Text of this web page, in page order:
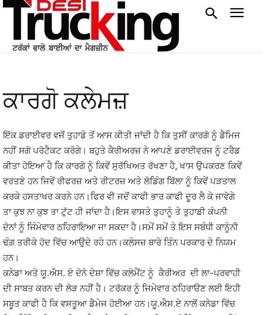
ਕਾਰਗੋ ਕਲੇਮਜ਼
ਇੱਕ ਡਰਾਈਵਰ ਵਜੋਂ ਤੁਹਾਡੇ ਤੋਂ ਆਸ ਕੀਤੀ ਜਾਂਦੀ ਹੈ ਕਿ ਤੁਸੀਂ ਕਾਰਗੋ ਨੂੰ ਡੈਮਿਜ
ਨਹੀਂ ਸਗੋ ਪਰੋਟੈਕਟ ਕਰੋਗੇ। ਬਹੁਤੇ ਕੈਰੀਅਰਜ਼ ਨੇ ਆਪਣੇ ਡਰਾਈਵਰਜ ਨੂੰ ਟਰੈਡ
ਕੀਤਾ ਹੋਇਆ ਹੈ ਕਿ ਕਾਰਗੋ ਨੂੰ ਕਿਵੇਂ ਸੁਰੱਖਿਅਤ ਰੱਖਣਾ ਹੈ, ਖਾਸ ਉਪਕਰਣ ਕਿਵੇਂ
ਵਰਤਣੇ ਹਨ ਜਿਵੇਂ ਰੀਫਰਜ਼ ਅਤੇ ਰੀਟਰਜ਼ ਅਤੇ ਲੋਡਿੰਗ ਬਿੱਲਾ ਨੂੰ ਕਿਵੇਂ ਪੜਤਾਲ
ਕਰਕੇ ਹਸਤਾਖਰ ਕਰਨੇ ਹਨ।ਫਿਰ ਵੀ ਜਦੋਂ ਕਾਫੀ ਭਾਰ ਕਾਫੀ ਦੂਰ ਲੈ ਕੇ ਜਾਵੋਗੇ
ਤਾ ਕੁਝ ਨਾ ਕੁਝ ਤਾ ਟੁੱਟ ਹੀ ਜਾਂਦਾ ਹੈ।ਇਸ ਵਾਸਤੇ ਤੁਹਾਨੂੰ ਤੇ ਤੁਹਾਡੀ ਕੰਪਨੀ
ਦੋਨਾਂ ਨੂੰ ਜਿੰਮੇਵਾਰ ਠਹਿਰਾਇਆ ਜਾ ਸਕਦਾ ਹੈ।ਸਮੇਂ ਸਮੇਂ ਤੇ ਇਸ ਸਬੰਧੀ ਕਾਨੂੰਨੀ
ਢੰਗ ਤਰੀਕੇ ਹੋਦ ਵਿੱਚ ਆਉਦੇ ਰਹੇ ਹਨ।ਕਲੇਸਜ਼ ਬਾਰੇ ਤਿੰਨ ਪਰਕਾਰ ਦੇ ਨਿਯਮ
ਹਨ।
ਕਨੇਡਾ ਅਤੇ ਯੂ.ਐਸ. ਏ ਦੋਨੋ ਦੇਸ਼ਾ ਵਿੱਚ ਕਲੇਮੈਂਟ ਨੂੰ ਕੈਰੀਅਰ ਦੀ ਲਾ-ਪਰਵਾਹੀ
ਦੀ ਸਾਬਤ ਕਰਨ ਦੀ ਲੋੜ ਨਹੀਂ ਹੈ। ਟਰੱਕਰ ਨੂੰ ਜਿਮੇਵਾਰ ਠਹਿਰਾੳਣ ਲਈ ਇਹੀ
ਸਬੂਤ ਕਾਫੀ ਹੈ ਕਿ ਵਸਤੂਆ ਡੈਮੇਜ ਹੋਈਆ ਹਨ।ਯੂ.ਐਸ.ਏ ਨਾਲੋਂ ਕਨੇਡਾ ਵਿੱਚ